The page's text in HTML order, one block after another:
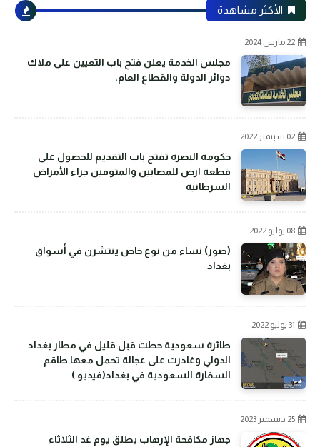
الأكثر مشاهدة
22 مارس 2024
مجلس الخدمة يعلن فتح باب التعيين على ملاك
دوائر الدولة والقطاع العام.
02 سبتمبر 2022
حكومة البصرة تفتح باب التقديم للحصول على
قطعة ارض للمصابين والمتوفين جراء الأمراض
السرطانية
08 يوليو 2022
(صور) نساء من نوع خاص ينتشرن في أسواق
بغداد
31 يوليو 2022
طائرة سعودية حطت قبل قليل في مطار بغداد
الدولي وغادرت على عجالة تحمل معها طاقم
السفارة السعودية في بغداد(فيديو )
25 ديسمبر 2023
جهاز مكافحة الإرهاب يطلق يوم غد الثلاثاء